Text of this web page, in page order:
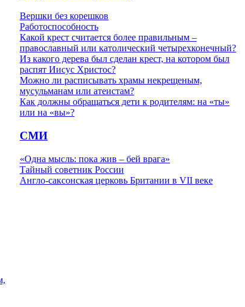
Вершки без корешков
Работоспособность
Какой крест считается более правильным –
православный или католический четырехконечный?
Из какого дерева был сделан крест, на котором был
распят Иисус Христос?
Можно ли расписывать храмы некрещеным,
мусульманам или атеистам?
Как должны обращаться дети к родителям: на «ты»
или на «вы»?
СМИ
«Одна мысль: пока жив – бей врага»
Тайный советник России
Англо-саксонская церковь Британии в VII веке